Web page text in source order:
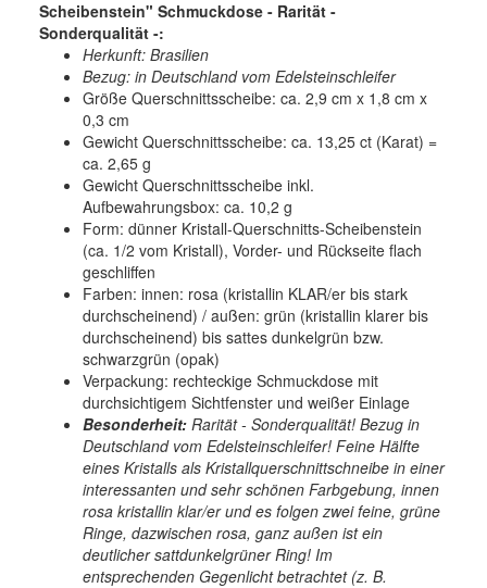
Scheibenstein" Schmuckdose - Rarität -
Sonderqualität -:
Herkunft: Brasilien
Bezug: in Deutschland vom Edelsteinschleifer
Größe Querschnittsscheibe: ca. 2,9 cm x 1,8 cm x
0,3 cm
Gewicht Querschnittsscheibe: ca. 13,25 ct (Karat) =
ca. 2,65 g
Gewicht Querschnittsscheibe inkl.
Aufbewahrungsbox: ca. 10,2 g
Form: dünner Kristall-Querschnitts-Scheibenstein
(ca. 1/2 vom Kristall), Vorder- und Rückseite flach
geschliffen
Farben: innen: rosa (kristallin KLAR/er bis stark
durchscheinend) / außen: grün (kristallin klarer bis
durchscheinend) bis sattes dunkelgrün bzw.
schwarzgrün (opak)
Verpackung: rechteckige Schmuckdose mit
durchsichtigem Sichtfenster und weißer Einlage
Besonderheit: Rarität - Sonderqualität! Bezug in
Deutschland vom Edelsteinschleifer! Feine Hälfte
eines Kristalls als Kristallquerschnittschneibe in einer
interessanten und sehr schönen Farbgebung, innen
rosa kristallin klar/er und es folgen zwei feine, grüne
Ringe, dazwischen rosa, ganz außen ist ein
deutlicher sattdunkelgrüner Ring! Im
entsprechenden Gegenlicht betrachtet (z. B.